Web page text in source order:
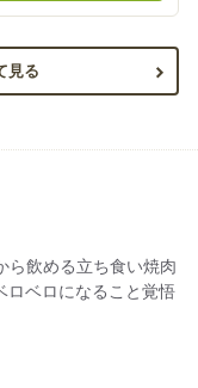
見る
ら飲める立ち食い焼肉
ロベロになること覚悟